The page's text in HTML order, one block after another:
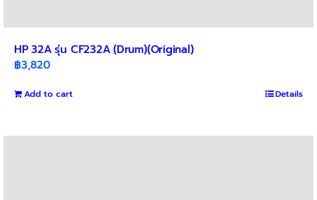
HP 32A รุ่น CF232A (Drum)(Original)
฿3,820
Add to cart Details